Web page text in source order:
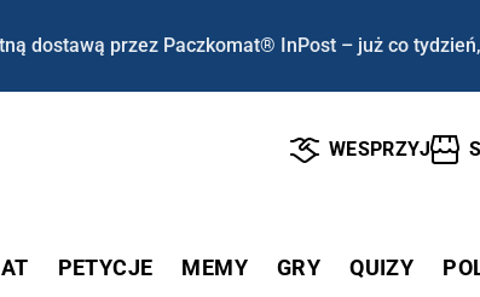
dostawą przez Paczkomat® InPost – już co
WESPRZYJ
PETYCJE MEMY GRY QUIZY